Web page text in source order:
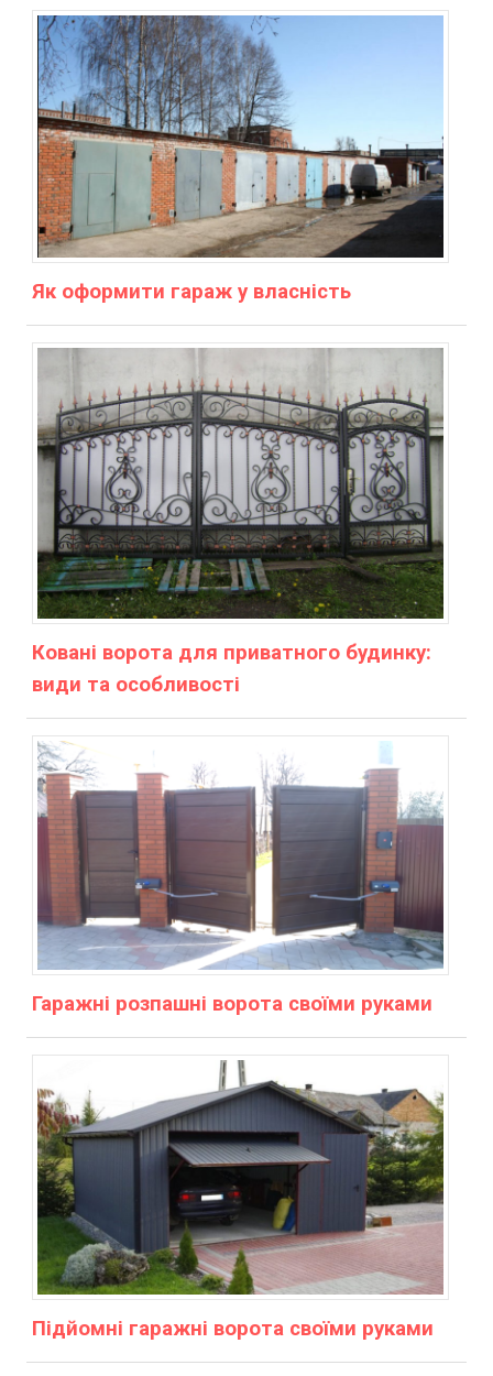
Як оформити гараж у власність
Ковані ворота для приватного будинку:
види та особливості
Гаражні розпашні ворота своїми руками
Підйомні гаражні ворота своїми руками